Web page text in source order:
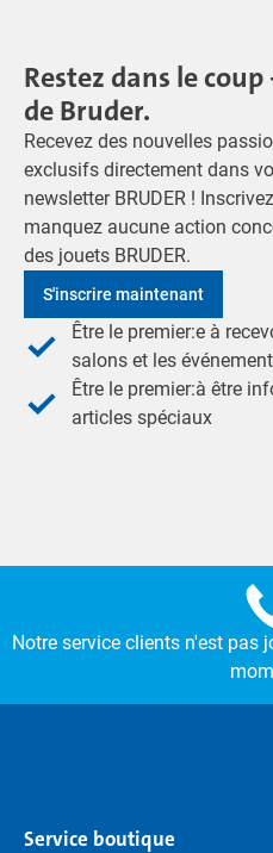
Restez dans le
de Bruder.
Recevez des nouvelles
exclusifs directement dans
newsletter BRUDER !
manquez aucune action
des jouets BRUDER.
S'inscrire maintenant
Être le premier:e à
salons et les
Être le premier:à être
articles spéciaux
Notre service clients n'est pas
Service boutique